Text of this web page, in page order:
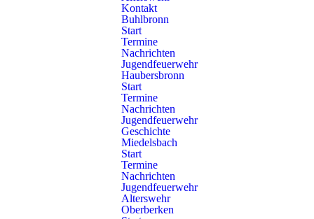
Kontakt
Buhlbronn
Start
Termine
Nachrichten
Jugendfeuerwehr
Haubersbronn
Start
Termine
Nachrichten
Jugendfeuerwehr
Geschichte
Miedelsbach
Start
Termine
Nachrichten
Jugendfeuerwehr
Alterswehr
Oberberken
Rollwagendetails
Baujahr:
2017
Hersteller:
Munk
Florian Schorndorf 1/74
Einsatz und Beladung